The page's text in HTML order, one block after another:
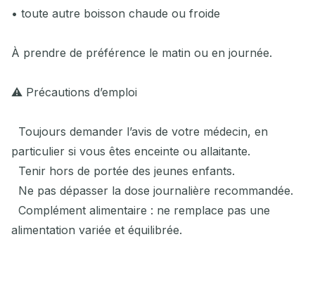
• toute autre boisson chaude ou froide
À prendre de préférence le matin ou en journée.
⚠️ Précautions d’emploi
Toujours demander l’avis de votre médecin, en
particulier si vous êtes enceinte ou allaitante.
Tenir hors de portée des jeunes enfants.
Ne pas dépasser la dose journalière recommandée.
Complément alimentaire : ne remplace pas une
alimentation variée et équilibrée.